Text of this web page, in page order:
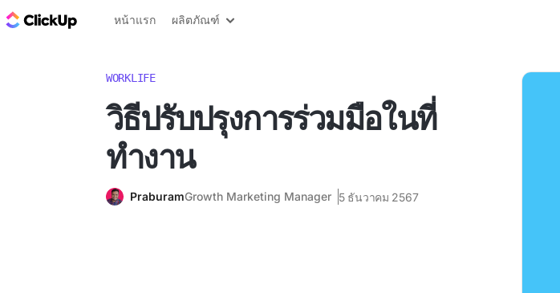
บล็อก ClickUp
หน้าแรก ผลิตภัณฑ์
WORKLIFE
วิธีปรับปรุงการร่วมมือในที่
ทำงาน
PraburamGrowth Marketing Manager 5 ธันวาคม 2567